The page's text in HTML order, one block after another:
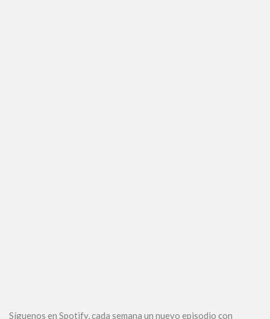
Síguenos en Spotify, cada semana un nuevo episodio con